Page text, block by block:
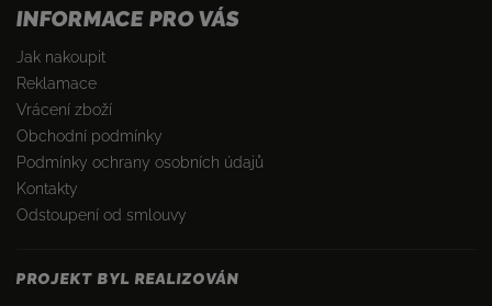
INFORMACE PRO VÁS
Jak nakoupit
Reklamace
Vrácení zboží
Obchodní podmínky
Podmínky ochrany osobních údajů
Kontakty
Odstoupení od smlouvy
PROJEKT BYL REALIZOVÁN